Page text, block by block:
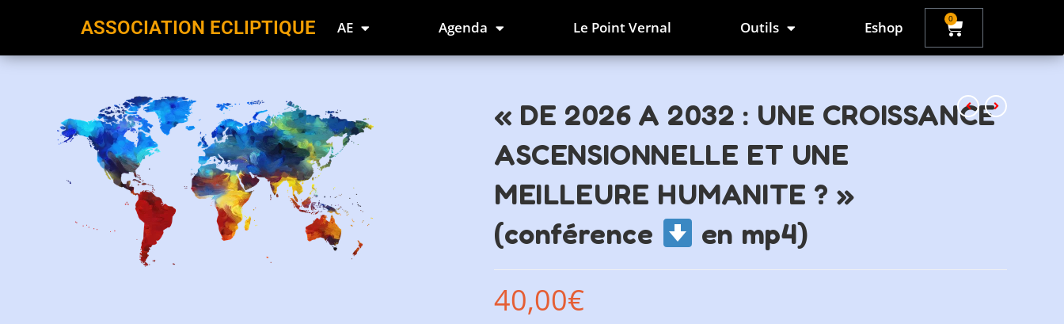
ASSOCIATION ECLIPTIQUE AE Agenda Le Point Vernal Outils Eshop 0
« DE 2026 A 2032 : UNE CROISSANCE
ASCENSIONNELLE ET UNE
MEILLEURE HUMANITE ? »
(conférence
​ en mp4)
40,00€